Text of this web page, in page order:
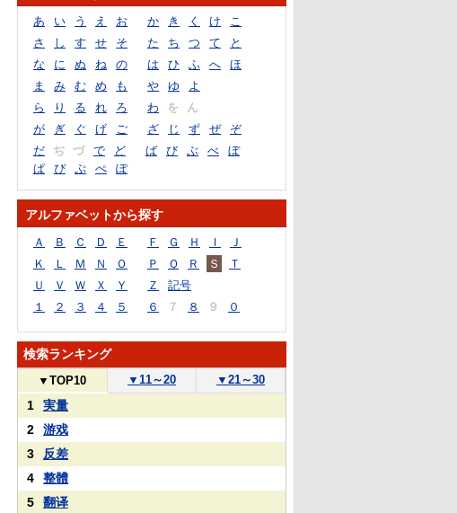
あ い う え お か き く け
こ
さ
し す せ そ た ち つ て
と
な
に ぬ ね の は ひ ふ へ
ほ
ま
み む め も や ゆ
よ
ら
り る れ ろ わ を
ん
が
ぎ ぐ げ ご ざ じ ず ぜ
ぞ
だ
ぢ づ で ど ば び ぶ べ
ぼ
ぱ
ぴ ぷ ぺ ぽ
アルファベットから探す
Ａ Ｂ Ｃ Ｄ Ｅ Ｆ Ｇ Ｈ Ｉ
Ｊ
Ｋ
Ｌ Ｍ Ｎ Ｏ Ｐ Ｑ Ｒ Ｓ
Ｔ
Ｕ
Ｖ Ｗ Ｘ Ｙ Ｚ
記号
１
２ ３ ４ ５ ６ ７ ８ ９ ０
検索ランキング
▼ TOP10 ▼ 11～20 ▼ 21～30
1
実量
2
游戏
3
反差
4
整體
5
翻译